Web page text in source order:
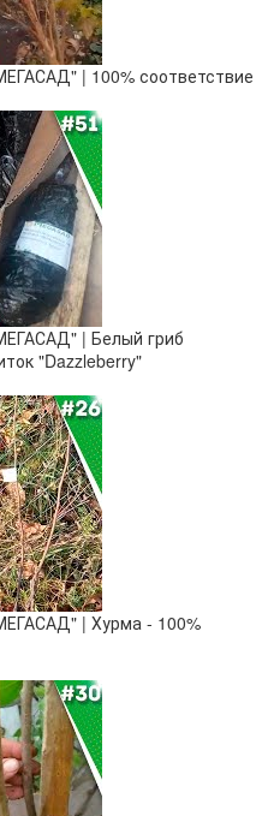
| 100% соответствие
| Белый гриб
"Dazzleberry"
| Хурма - 100%